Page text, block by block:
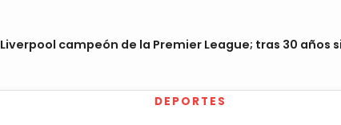
Liverpool campeón de la Premier League; tras 30 años
DEPORTES